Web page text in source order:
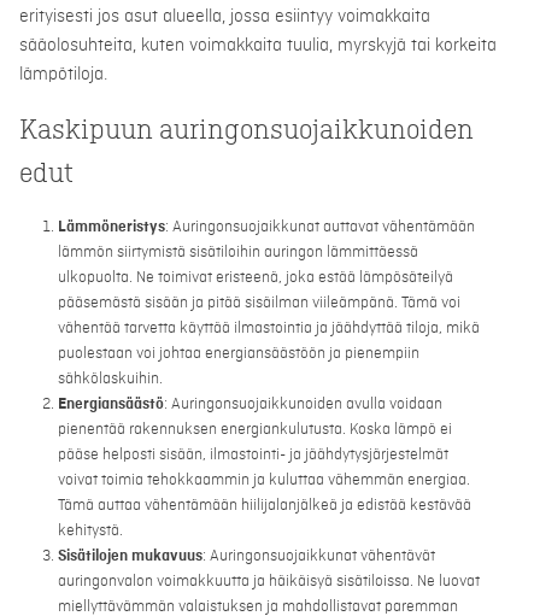
erityisesti jos asut alueella, jossa esiintyy voimakkaita
sääolosuhteita, kuten voimakkaita tuulia, myrskyjä tai korkeita
lämpötiloja.
Kaskipuun auringonsuojaikkunoiden
edut
Lämmöneristys: Auringonsuojaikkunat auttavat vähentämään
lämmön siirtymistä sisätiloihin auringon lämmittäessä
ulkopuolta. Ne toimivat eristeenä, joka estää lämpösäteilyä
pääsemästä sisään ja pitää sisäilman viileämpänä. Tämä voi
vähentää tarvetta käyttää ilmastointia ja jäähdyttää tiloja, mikä
puolestaan voi johtaa energiansäästöön ja pienempiin
sähkölaskuihin.
Energiansäästö: Auringonsuojaikkunoiden avulla voidaan
pienentää rakennuksen energiankulutusta. Koska lämpö ei
pääse helposti sisään, ilmastointi- ja jäähdytysjärjestelmät
voivat toimia tehokkaammin ja kuluttaa vähemmän energiaa.
Tämä auttaa vähentämään hiilijalanjälkeä ja edistää kestävää
kehitystä.
Sisätilojen mukavuus: Auringonsuojaikkunat vähentävät
auringonvalon voimakkuutta ja häikäisyä sisätiloissa. Ne luovat
miellyttävämmän valaistuksen ja mahdollistavat paremman